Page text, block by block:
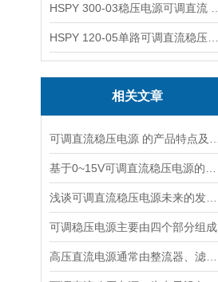
相关文章
可调稳压电源主要由四个部分组成